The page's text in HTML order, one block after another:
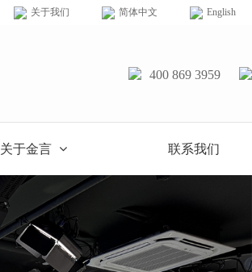
关于我们 简体中文 English
400 869 3959
关于金言 联系我们